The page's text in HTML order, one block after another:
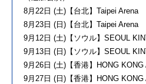
8月22日 (土)【台北】Taipei Arena
8月23日 (日)【台北】Taipei Arena
9月12日 (土)【ソウル】SEOUL
9月13日 (日)【ソウル】SEOUL
9月26日 (土)【香港】HONG
9月27日 (日)【香港】HONG